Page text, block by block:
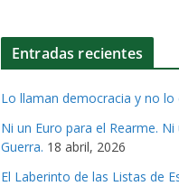
Entradas recientes
Lo llaman democracia y no lo
Ni un Euro para el Rearme.
Guerra. 18 abril, 2026
El Laberinto de las Listas de